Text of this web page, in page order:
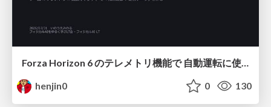
Forza Horizon 6 のテレメトリ機能で 自動運転に使えそうな学習データを集める話
henjin0
0 130